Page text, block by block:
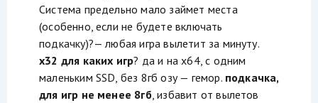
Система предельно мало займет места
(особенно, если не будете включать
подкачку)?— любая игра вылетит за минуту.
x32 для каких игр? да и на x64, с одним
маленьким SSD, без 8гб озу — гемор. подкачка,
для игр не менее 8гб, избавит от вылетов